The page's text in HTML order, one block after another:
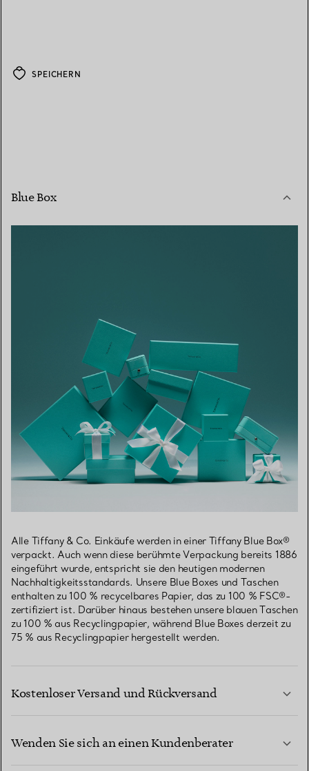
SPEICHERN
Blue Box
Alle Tiffany & Co. Einkäufe werden in einer Tiffany Blue Box®
verpackt. Auch wenn diese berühmte Verpackung bereits 1886
eingeführt wurde, entspricht sie den heutigen modernen
Nachhaltigkeitsstandards. Unsere Blue Boxes und Taschen
enthalten zu 100 % recycelbares Papier, das zu 100 % FSC®-
zertifiziert ist. Darüber hinaus bestehen unsere blauen Taschen
zu 100 % aus Recyclingpapier, während Blue Boxes derzeit zu
75 % aus Recyclingpapier hergestellt werden.
Kostenloser Versand und Rückversand
Wenden Sie sich an einen Kundenberater